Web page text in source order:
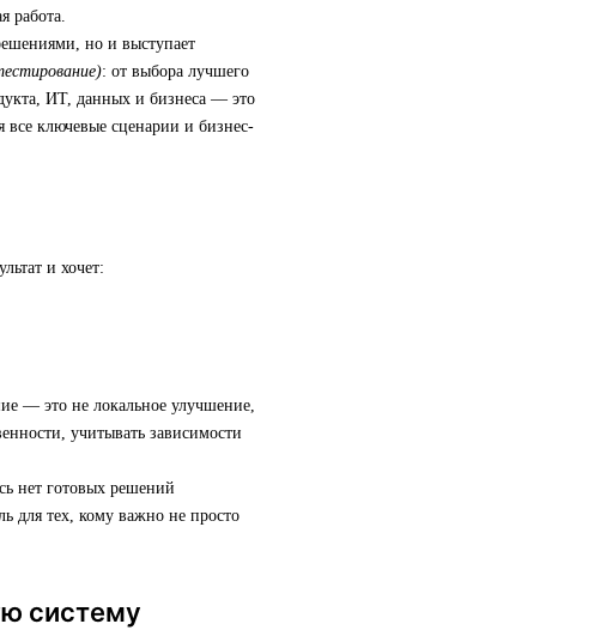
работа.
но и выступает
: от выбора лучшего
ИТ, данных и бизнеса — это
ключевые сценарии и бизнес-
и хочет:
— это не локальное улучшение,
учитывать зависимости
нет готовых решений
для тех, кому важно не просто
систему